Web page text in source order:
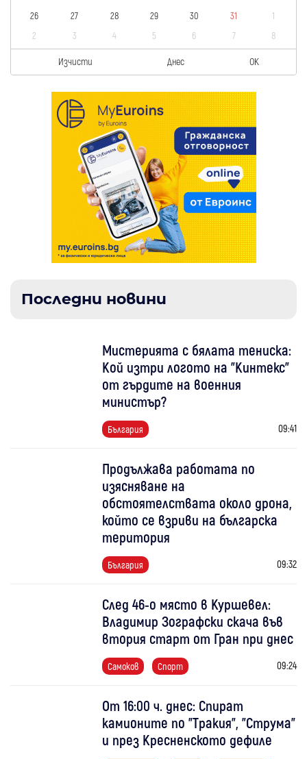
26
27 28 29 30 31
1
2
3 4 5 6 7 8
Изчисти Днес OK
Последни новини
Мистерията с бялата тениска:
Кой изтри логото на "Кинтекс"
от гърдите на военния
министър?
България 09:41
Продължава работата по
изясняване на
обстоятелствата около дрона,
който се взриви на българска
територия
България 09:32
След 46-о място в Куршевел:
Владимир Зографски скача във
втория старт от Гран при днес
Самоков Спорт 09:24
От 16:00 ч. днес: Спират
камионите по "Тракия", "Струма"
и през Кресненското дефиле